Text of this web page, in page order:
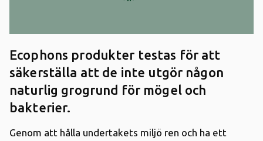
Ecophons produkter testas för att
säkerställa att de inte utgör någon
naturlig grogrund för mögel och
bakterier.
Genom att hålla undertakets miljö ren och ha ett